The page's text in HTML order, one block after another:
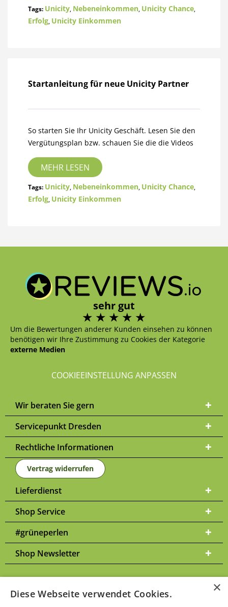
Tags: Unicity, Nebeneinkommen, Unicity Chance,
Erfolg, Unicity Einkommen
Startanleitung für neue Unicity Partner
So starten Sie Ihr Unicity Geschäft. Lesen Sie den
Vergütungsplan bzw. schauen Sie die die Videos
MEHR LESEN
Tags: Unicity, Nebeneinkommen, Unicity Chance,
Erfolg, Unicity Einkommen
sehr gut
Um die Bewertungen anderer Kunden einsehen zu können
benötigen wir Ihre Zustimmung zu Cookies der Kategorie
externe Medien
COOKIEEINSTELLUNG ANPASSEN
Wir beraten Sie gern
Servicepunkt Dresden
Rechtliche Informationen
Vertrag widerrufen
Lieferdienst
Shop Service
#grüneperlen
Shop Newsletter
×
Diese Webseite verwendet Cookies.